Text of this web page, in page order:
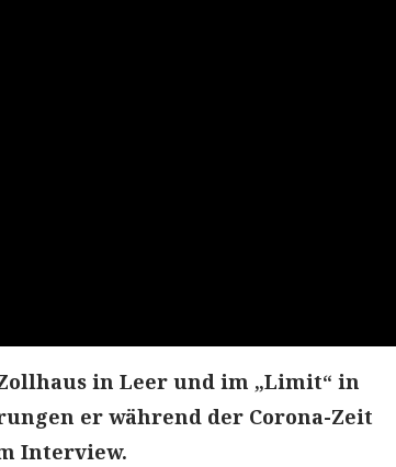
in Leer und im „Limit“ in
er während der Corona-Zeit
Interview.